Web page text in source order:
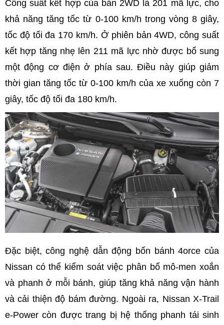
Công suất kết hợp của bản 2WD là 201 mã lực, cho
khả năng tăng tốc từ 0-100 km/h trong vòng 8 giây,
tốc độ tối đa 170 km/h. Ở phiên bản 4WD, công suất
kết hợp tăng nhẹ lên 211 mã lực nhờ được bổ sung
một động cơ điện ở phía sau. Điều này giúp giảm
thời gian tăng tốc từ 0-100 km/h của xe xuống còn 7
giây, tốc độ tối đa 180 km/h.
Đặc biệt, công nghệ dẫn động bốn bánh 4orce của
Nissan có thể kiểm soát việc phân bổ mô-men xoắn
và phanh ở mỗi bánh, giúp tăng khả năng vận hành
và cải thiện độ bám đường. Ngoài ra, Nissan X-Trail
e-Power còn được trang bị hệ thống phanh tái sinh